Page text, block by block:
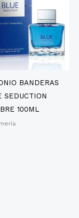
BANDERAS
SEDUCTION
100ML